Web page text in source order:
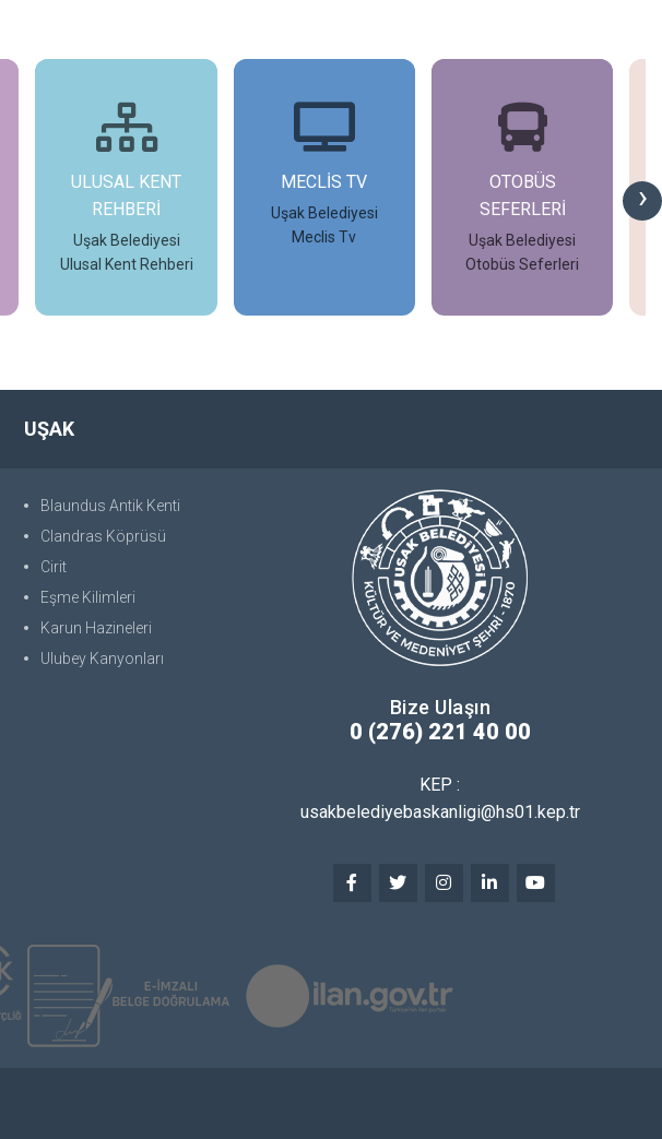
›
ULUSAL KENT
REHBERİ
Uşak Belediyesi
Ulusal Kent Rehberi
MECLİS TV
Uşak Belediyesi
Meclis Tv
OTOBÜS
SEFERLERİ
Uşak Belediyesi
Otobüs Seferleri
UŞAK
Blaundus Antik Kenti
Clandras Köprüsü
Cirit
Eşme Kilimleri
Karun Hazineleri
Ulubey Kanyonları
Bize Ulaşın
0 (276) 221 40 00
KEP :
usakbelediyebaskanligi@hs01.kep.tr